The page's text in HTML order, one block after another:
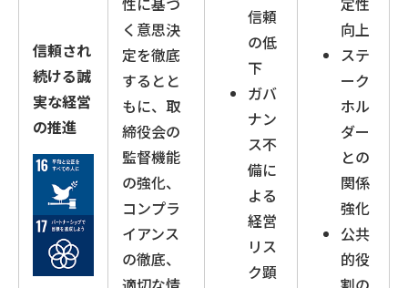
信頼され
続ける誠
実な経営
の推進
く意思決
定を徹底
するとと
もに、取
締役会の
監督機能
の強化、
コンプラ
イアンス
の徹底、
信頼
の低
下
ガバ
ナン
ス不
備に
よる
経営
リス
ク顕
向上
ステ
ーク
ホル
ダー
との
関係
強化
公共
的役